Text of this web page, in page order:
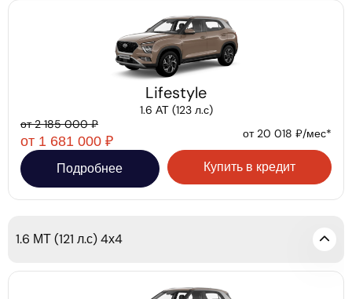
Lifestyle
1.6 АТ (123 л.с)
от 2 185 000 ₽
от 1 681 000 ₽ от 20 018 ₽/мес*
Подробнее Купить в кредит
1.6 МТ (121 л.с) 4х4